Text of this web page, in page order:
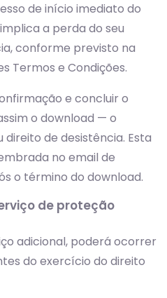
de início imediato do
a perda do seu
conforme previsto na
Termos e Condições.
e concluir o
o download — o
de desistência. Esta
no email de
o término do download.
de proteção
adicional, poderá ocorrer
do exercício do direito